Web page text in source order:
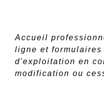
Accueil
ligne et formulaires
d'exploitation en
modification ou